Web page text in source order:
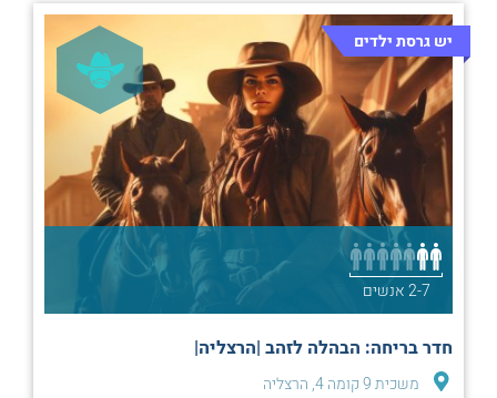
יש גרסת ילדים
2-7 אנשים
חדר בריחה: הבהלה לזהב |הרצליה|
משכית 9 קומה 4, הרצליה